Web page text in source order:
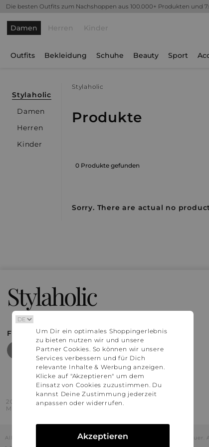
Die besten Outfits zum Nachshoppen aus 100.000+ Produkten und
Damen Herren Kinder
Outfits Bekleidung Schuhe Beauty Sport
Stylaholic
Damen
Herren
Kinder
Stylaholic
Produkte
0 Produkte gefunden
Sorry. There are actual no
Stylaholic
FIND MORE INSPIRATION
2016 - 2026 © Stylaholic.
Made for you with love in munich.
Alle Preise inkl. der jeweils geltenden gesetzlichen Mehrwertsteuer.
Um Dir ein optimales Shoppingerlebnis
zu bieten nutzen wir und unsere
Partner Cookies. So können wir unsere
Services verbessern und für Dich
relevante Inhalte & Werbung anzeigen.
Klicke auf "Akzeptieren" um dem
Einsatz von Cookies zuzustimmen. Du
kannst Deine Zustimmung jederzeit
anpassen oder widerrufen.
Akzeptieren